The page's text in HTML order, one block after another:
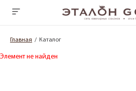
Главная Каталог
Элемент не найден